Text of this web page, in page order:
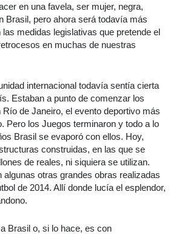
en una favela, ser mujer, negra,
Brasil, pero ahora será todavía más
medidas legislativas que pretende el
en muchas de nuestras
internacional todavía sentía cierta
Estaban a punto de comenzar los
de Janeiro, el evento deportivo más
Pero los Juegos terminaron y todo a lo
Brasil se evaporó con ellos. Hoy,
construidas, en las que se
de reales, ni siquiera se utilizan.
otras grandes obras realizadas
de 2014. Allí donde lucía el esplendor,
Brasil o, si lo hace, es con